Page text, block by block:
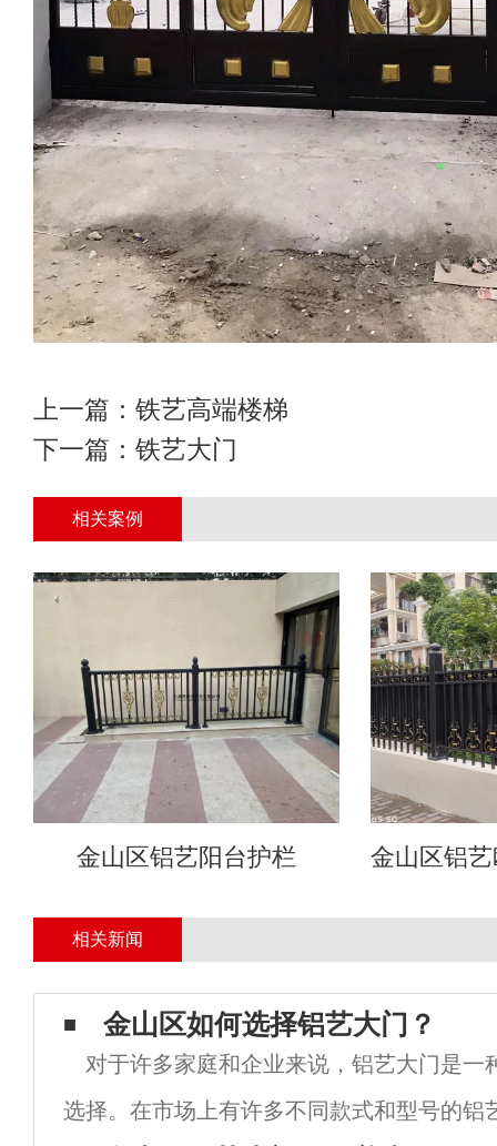
上一篇： 铁艺高端楼梯
下一篇： 铁艺大门
相关案例
金山区铝艺阳台护栏 金山区铝
相关新闻
金山区如何选择铝艺大门？
对于许多家庭和企业来说，铝艺大门是一
选择。在市场上有许多不同款式和型号的铝